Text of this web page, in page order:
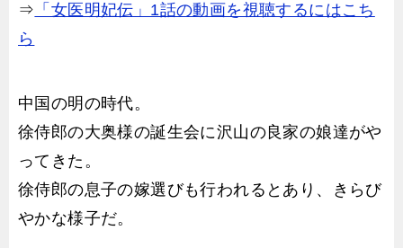
⇒ 「女医明妃伝」1話の動画を視聴するにはこち
ら
中国の明の時代。
徐侍郎の大奥様の誕生会に沢山の良家の娘達がや
ってきた。
徐侍郎の息子の嫁選びも行われるとあり、きらび
やかな様子だ。